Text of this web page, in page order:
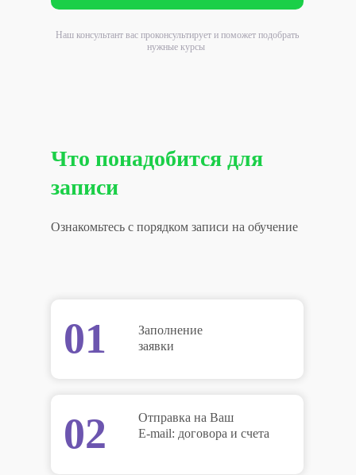
Наш консультант вас проконсультирует и поможет подобрать
нужные курсы
Что понадобится для
записи
Ознакомьтесь с порядком записи на обучение
01
02
Заполнение
заявки
Отправка на Ваш
E-mail: договора и счета